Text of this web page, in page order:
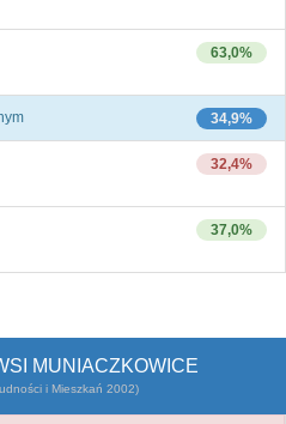
63,0%
34,9%
32,4%
37,0%
MUNIACZKOWICE
i Mieszkań 2002)